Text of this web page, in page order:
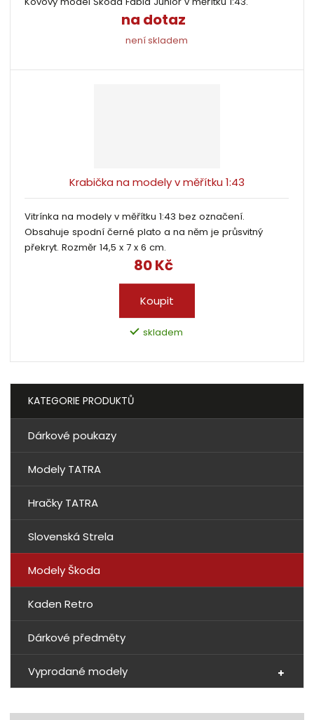
na dotaz
není skladem
Krabička na modely v měřítku 1:43
Vitrínka na modely v měřítku 1:43 bez označení.
Obsahuje spodní černé plato a na něm je průsvitný
překryt. Rozměr 14,5 x 7 x 6 cm.
80 Kč
Koupit
skladem
KATEGORIE PRODUKTŮ
Dárkové poukazy
Modely TATRA
Hračky TATRA
Slovenská Strela
Modely Škoda
Kaden Retro
Dárkové předměty
Vyprodané modely